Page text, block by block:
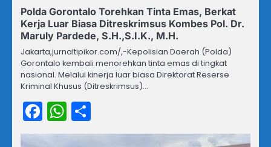
Polda Gorontalo Torehkan Tinta Emas, Berkat
Kerja Luar Biasa Ditreskrimsus Kombes Pol. Dr.
Maruly Pardede, S.H.,S.I.K., M.H.
Jakarta,jurnaltipikor.com/,-Kepolisian Daerah (Polda)
Gorontalo kembali menorehkan tinta emas di tingkat
nasional. Melalui kinerja luar biasa Direktorat Reserse
Kriminal Khusus (Ditreskrimsus)…
Facebook
WhatsApp